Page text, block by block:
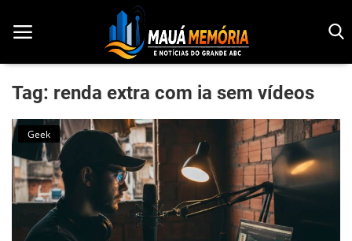
Início
Dorama
Notícias
Pop!
Tag: renda extra com ia sem vídeos
Geek